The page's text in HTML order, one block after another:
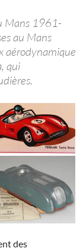
Mans 1961-
au Mans
aérodynamique
qui
des